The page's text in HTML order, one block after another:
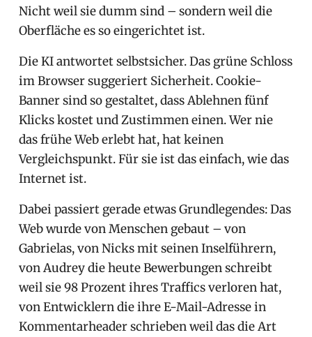
Nicht weil sie dumm sind – sondern weil die
Oberfläche es so eingerichtet ist.
Die KI antwortet selbstsicher. Das grüne Schloss
im Browser suggeriert Sicherheit. Cookie-
Banner sind so gestaltet, dass Ablehnen fünf
Klicks kostet und Zustimmen einen. Wer nie
das frühe Web erlebt hat, hat keinen
Vergleichspunkt. Für sie ist das einfach, wie das
Internet ist.
Dabei passiert gerade etwas Grundlegendes: Das
Web wurde von Menschen gebaut – von
Gabrielas, von Nicks mit seinen Inselführern,
von Audrey die heute Bewerbungen schreibt
weil sie 98 Prozent ihres Traffics verloren hat,
von Entwicklern die ihre E-Mail-Adresse in
Kommentarheader schrieben weil das die Art